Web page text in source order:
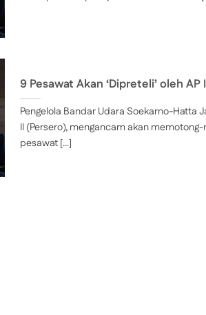
9 Pesawat Akan ‘Dipreteli’ oleh AP
Pengelola Bandar Udara Soekarno-Hatta
II (Persero), mengancam akan
pesawat [...]